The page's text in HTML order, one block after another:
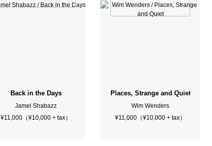
Back in the Days
Jamel Shabazz
¥11,000（¥10,000 + tax）
Places, Strange and Quiet
Wim Wenders
¥11,000（¥10,000 + tax）